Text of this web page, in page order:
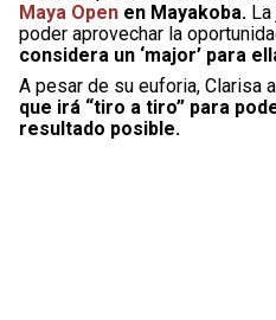
Maya Open en Mayakoba.
poder aprovechar la
considera un ‘major’ para
A pesar de su euforia, Clarisa
que irá “tiro a tiro” para
resultado posible.